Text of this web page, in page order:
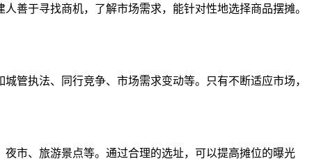
善于寻找商机，了解市场需求，能针对性地选择商品摆摊。
管执法、同行竞争、市场需求变动等。只有不断适应市场，
市、旅游景点等。通过合理的选址，可以提高摊位的曝光